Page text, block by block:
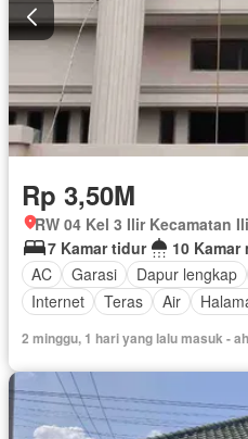
Rp 3,50M
7 Kamar tidur
10 Kamar
AC
Garasi Dapur lengkap
Internet
Teras Air
2 minggu, 1 hari yang lalu masuk -